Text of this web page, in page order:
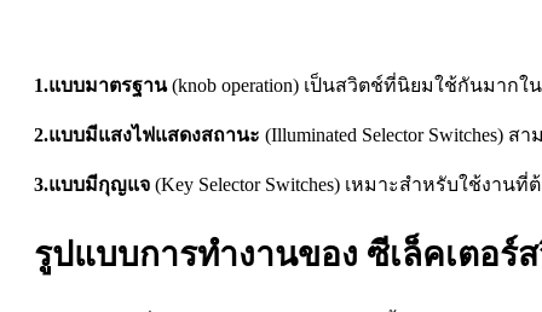
1.แบบมาตรฐาน(knob operation) เป็นสวิตช์ที่นิยมใช้กันมาก
2.แบบมีแสงไฟแสดงสถานะ (Illuminated Selector Switches)
3.แบบมีกุญแจ (Key Selector Switches) เหมาะสำหรับใช้ง
รูปแบบการทำงานของ ซีเล็คเตอร์